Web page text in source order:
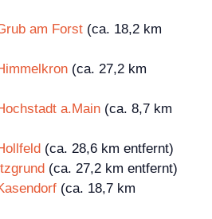
am Forst (ca. 18,2 km
(ca. 27,2 km
a.Main (ca. 8,7 km
(ca. 28,6 km entfernt)
(ca. 27,2 km entfernt)
(ca. 18,7 km